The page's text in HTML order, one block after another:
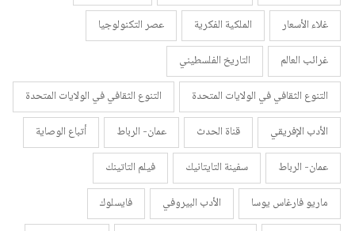
غلاء الأسعار
الملكية الفكرية
عصر التكنولوجيا
غرائب العالم
التاريخ الفلسطيني
التنوع الثقافي في الولايات المتحدة
التنوع الثقافي في الولايات المتحدة
الأدب الإفريقي
قناة الحدث عمان- الرباط
أتباع الوصاية
عمان- الرباط
سفينة التايتانيك
فيلم التاتينك
ماريو فارغاس يوسا
الأدب البيروفي
فايسلوك